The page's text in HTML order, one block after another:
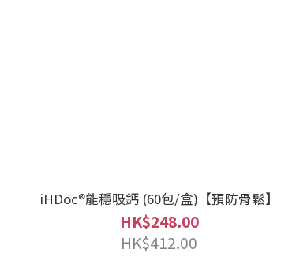
iHDoc®能穩吸鈣 (60包/盒)【預防骨鬆】
HK$248.00
HK$412.00